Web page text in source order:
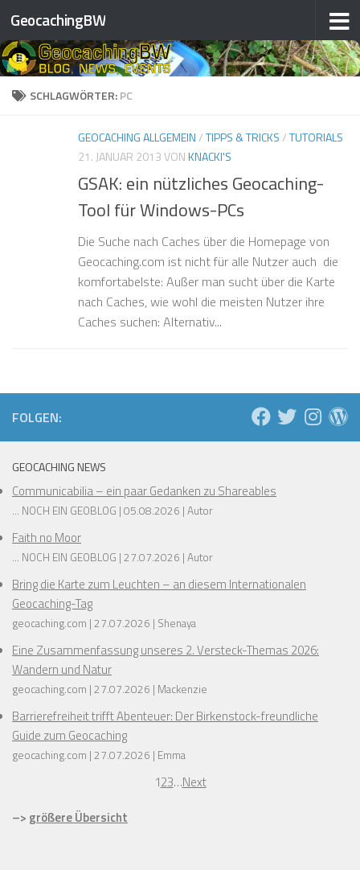
❅
❅
❅
❅
❅
❅
❅
❅
❅
❅
❅
❅
❅
❅
❅
❅
Zum Inhalt springen
GeocachingBW
SCHLAGWÖRTER:PC
GEOCACHING ALLGEMEIN/TIPPS & TRICKS/TUTORIALS
21. JANUAR 2013VONKNACKI'S
GSAK: ein nützliches Geocaching-
Tool für Windows-PCs
Die Suche nach Caches über die Homepage von
Geocaching.com ist nicht für alle Nutzer auch die
komfortabelste: Außer man sucht über die Karte
nach Caches, wie wohl die meisten Nutzer ihre
Caches suchen: Alternativ...
FOLGEN:
GEOCACHING NEWS
Communicabilia – ein paar Gedanken zu Shareables
... NOCH EIN GEOBLOG 05.08.2026 Autor
Faith no Moor
... NOCH EIN GEOBLOG 27.07.2026 Autor
Bring die Karte zum Leuchten – an diesem Internationalen
Geocaching-Tag
geocaching.com 27.07.2026 Shenaya
Eine Zusammenfassung unseres 2. Versteck-Themas 2026:
Wandern und Natur
geocaching.com 27.07.2026 Mackenzie
Barrierefreiheit trifft Abenteuer: Der Birkenstock-freundliche
Guide zum Geocaching
geocaching.com 27.07.2026 Emma
123…Next
–> größere Übersicht